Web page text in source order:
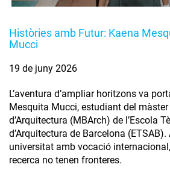
Històries amb Futur: Kaena
Mucci
19 de juny 2026
L’aventura d’ampliar horitzons va
Mesquita Mucci, estudiant del
d’Arquitectura (MBArch) de l’Escola
d’Arquitectura de Barcelona
universitat amb vocació
recerca no tenen fronteres.